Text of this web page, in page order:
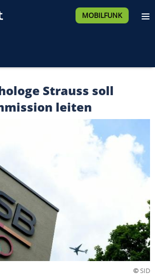
MOBILFUNK
Strauss soll
leiten
©SID